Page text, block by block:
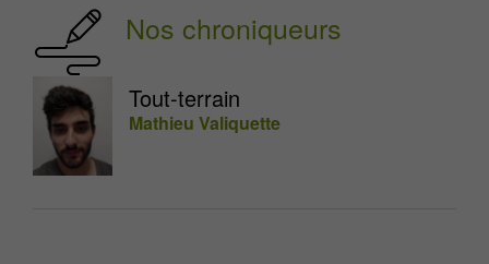
Nos chroniqueurs
Tout-terrain
Mathieu Valiquette